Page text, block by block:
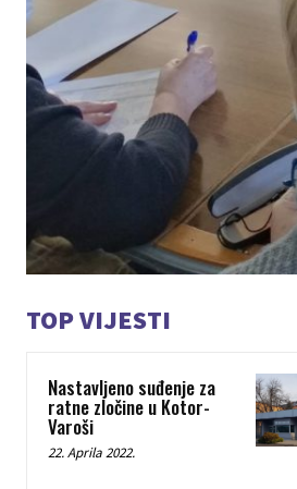
TOP VIJESTI
Nastavljeno suđenje za
ratne zločine u Kotor-
Varoši
22. Aprila 2022.